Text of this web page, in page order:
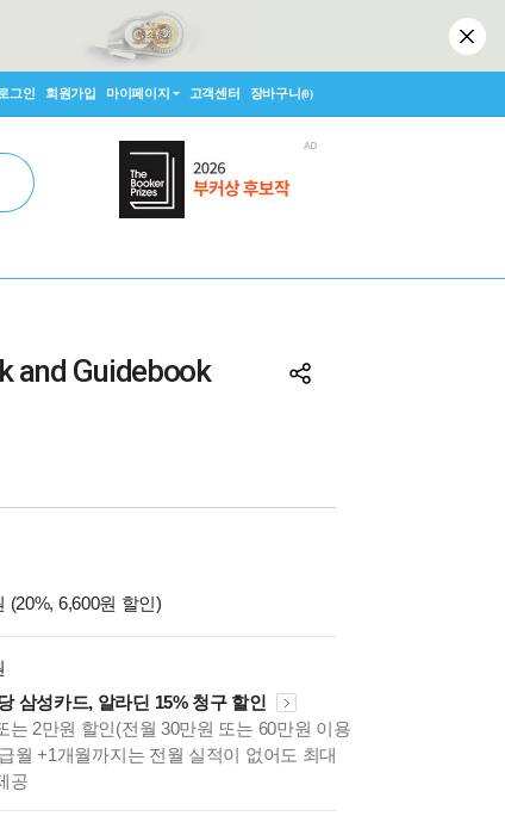
로그인 회원가입 마이페이지 고객센터 장바구니(0)
and Guidebook
(20%, 6,600원 할인)
삼성카드, 알라딘 15% 청구 할인
는 2만원 할인(전월 30만원 또는 60만원 이용
월 +1개월까지는 전월 실적이 없어도 최대
공